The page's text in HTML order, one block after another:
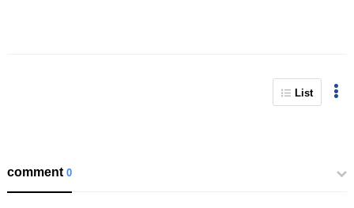
List
comment0